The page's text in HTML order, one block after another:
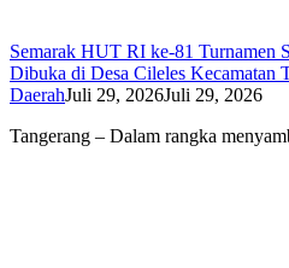
Semarak HUT RI ke-81 Turnamen
Dibuka di Desa Cileles Kecamatan
DaerahJuli 29, 2026Juli 29, 2026
Tangerang – Dalam rangka